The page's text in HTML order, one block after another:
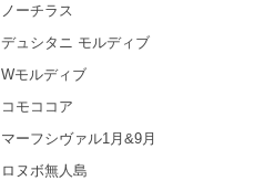
ノーチラス
デュシタニ モルディブ
Wモルディブ
コモココア
マーフシヴァル1月&9月
ロヌボ無人島